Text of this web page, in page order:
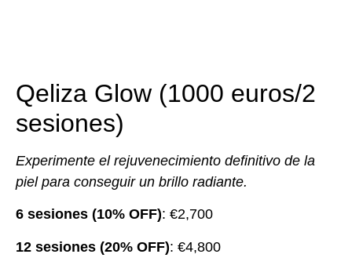
Qeliza Glow (1000 euros/2
sesiones)
Experimente el rejuvenecimiento definitivo de la
piel para conseguir un brillo radiante.
6 sesiones (10% OFF): €2,700
12 sesiones (20% OFF): €4,800